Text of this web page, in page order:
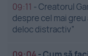
09:11 -Creatorul
despre cel mai greu
deloc distractiv”